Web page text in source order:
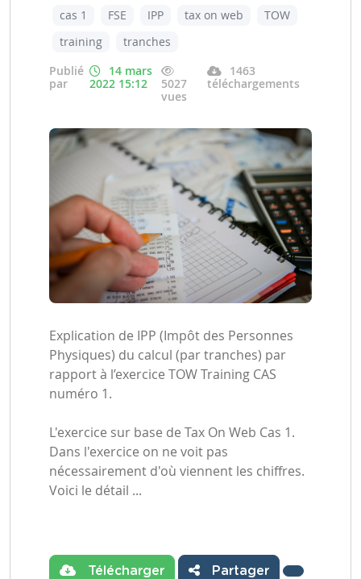
cas 1 FSE IPP tax on web
TOW
training
tranches
Publié
par
14 mars
2022 15:12
5027
vues
1463
téléchargements
Explication de IPP (Impôt des Personnes
Physiques) du calcul (par tranches) par
rapport à l’exercice TOW Training CAS
numéro 1.
L'exercice sur base de Tax On Web Cas 1.
Dans l'exercice on ne voit pas
nécessairement d'où viennent les chiffres.
Voici le détail ...
Télécharger Partager